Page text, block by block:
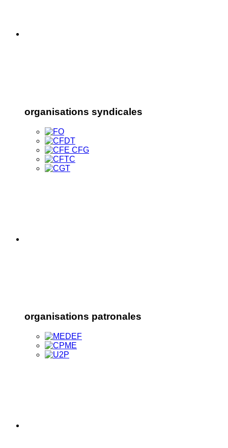
organisations syndicales
organisations patronales